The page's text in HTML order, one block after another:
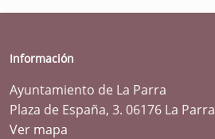
Información
Ayuntamiento de La Parra
Plaza de España, 3. 06176 La
Ver mapa